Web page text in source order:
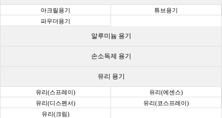
아크릴용기
튜브용기
파우더용기
알루미늄 용기
손소독제 용기
유리 용기
유리(스프레이)
유리(에센스)
유리(디스펜서)
유리(코스프레이)
유리(크림)